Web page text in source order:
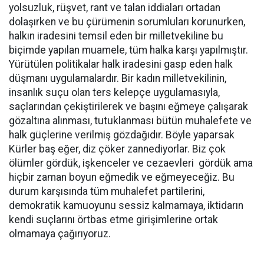
yolsuzluk, rüşvet, rant ve talan iddiaları ortadan
dolaşırken ve bu çürümenin sorumluları korunurken,
halkın iradesini temsil eden bir milletvekiline bu
biçimde yapılan muamele, tüm halka karşı yapılmıştır.
Yürütülen politikalar halk iradesini gasp eden halk
düşmanı uygulamalardır. Bir kadın milletvekilinin,
insanlık suçu olan ters kelepçe uygulamasıyla,
saçlarından çekiştirilerek ve başını eğmeye çalışarak
gözaltına alınması, tutuklanması bütün muhalefete ve
halk güçlerine verilmiş gözdağıdır. Böyle yaparsak
Kürler baş eğer, diz çöker zannediyorlar. Biz çok
ölümler gördük, işkenceler ve cezaevleri gördük ama
hiçbir zaman boyun eğmedik ve eğmeyeceğiz. Bu
durum karşısında tüm muhalefet partilerini,
demokratik kamuoyunu sessiz kalmamaya, iktidarın
kendi suçlarını örtbas etme girişimlerine ortak
olmamaya çağırıyoruz.